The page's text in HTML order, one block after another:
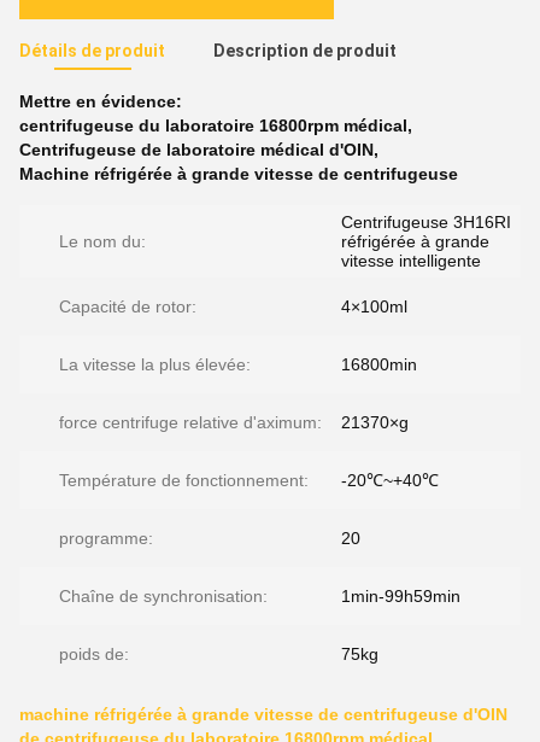
Détails de produit Description de produit
Mettre en évidence:
centrifugeuse du laboratoire 16800rpm médical,
Centrifugeuse de laboratoire médical d'OIN,
Machine réfrigérée à grande vitesse de centrifugeuse
Le nom du:
Centrifugeuse 3H16RI
réfrigérée à grande
vitesse intelligente
Capacité de rotor: 4×100ml
La vitesse la plus élevée: 16800min
force centrifuge relative d'aximum: 21370×g
Température de fonctionnement: -20℃~+40℃
programme: 20
Chaîne de synchronisation: 1min-99h59min
poids de: 75kg
machine réfrigérée à grande vitesse de centrifugeuse d'OIN